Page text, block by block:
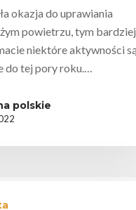
żeby wyszukać lub ESC żeby
okazja do uprawiania
powietrzu, tym bardziej,
niektóre aktywności są
do tej pory roku.…
polskie